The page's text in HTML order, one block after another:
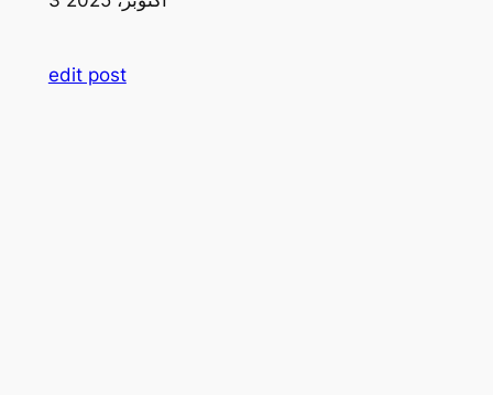
edit post